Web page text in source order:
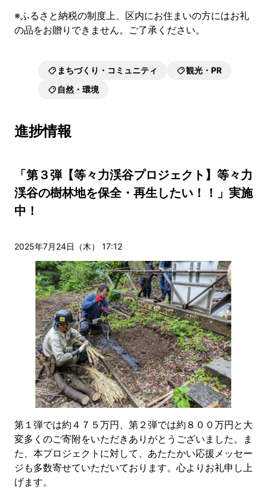
※ふるさと納税の制度上、区内にお住まいの方にはお礼
の品をお贈りできません。ご了承ください。
まちづくり・コミュニティ
観光・PR
自然・環境
進捗情報
「第３弾【等々力渓谷プロジェクト】等々力
渓谷の樹林地を保全・再生したい！！」実施
中！
2025年7月24日（木） 17:12
第１弾では約４７５万円、第２弾では約８００万円と大
変多くのご寄附をいただきありがとうございました。ま
た、本プロジェクトに対して、あたたかい応援メッセー
ジも多数寄せていただいております。心よりお礼申し上
げます。